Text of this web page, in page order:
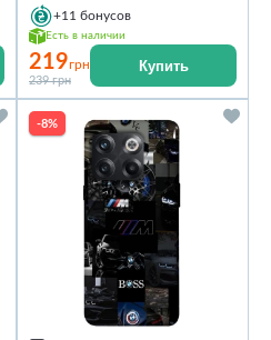
+11 бонусов
Есть в наличии
219грн
239 грн
Купить
-8%